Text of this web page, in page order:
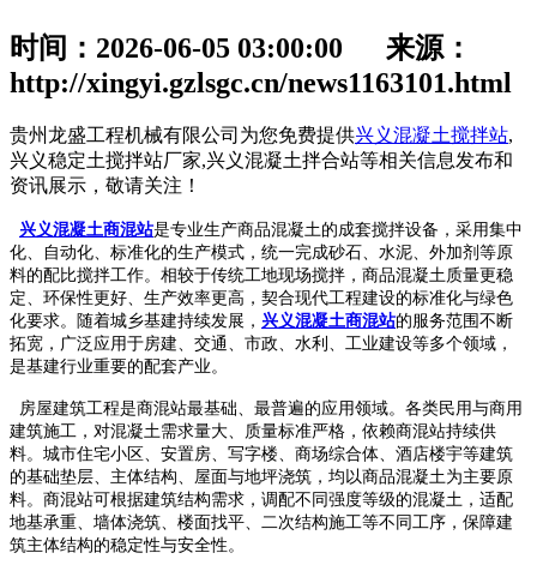
时间：2026-06-05 03:00:00 来源：
http://xingyi.gzlsgc.cn/news1163101.html
贵州龙盛工程机械有限公司为您免费提供兴义混凝土搅拌站,
兴义稳定土搅拌站厂家,兴义混凝土拌合站等相关信息发布和
资讯展示，敬请关注！
兴义混凝土商混站是专业生产商品混凝土的成套搅拌设备，采用集中
化、自动化、标准化的生产模式，统一完成砂石、水泥、外加剂等原
料的配比搅拌工作。相较于传统工地现场搅拌，商品混凝土质量更稳
定、环保性更好、生产效率更高，契合现代工程建设的标准化与绿色
化要求。随着城乡基建持续发展， 兴义混凝土商混站的服务范围不断
拓宽，广泛应用于房建、交通、市政、水利、工业建设等多个领域，
是基建行业重要的配套产业。
房屋建筑工程是商混站最基础、最普遍的应用领域。各类民用与商用
建筑施工，对混凝土需求量大、质量标准严格，依赖商混站持续供
料。城市住宅小区、安置房、写字楼、商场综合体、酒店楼宇等建筑
的基础垫层、主体结构、屋面与地坪浇筑，均以商品混凝土为主要原
料。商混站可根据建筑结构需求，调配不同强度等级的混凝土，适配
地基承重、墙体浇筑、楼面找平、二次结构施工等不同工序，保障建
筑主体结构的稳定性与安全性。